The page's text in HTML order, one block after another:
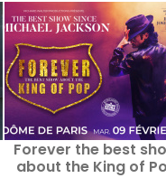
Forever the best
about the King of